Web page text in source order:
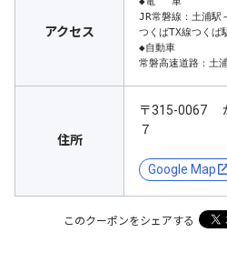
アクセス
JR常磐線：土浦駅
つくばTX線つくば
◆自動車
常磐高速道路：土
住所
〒315-0067
７
Google Map
このクーポンをシェアする